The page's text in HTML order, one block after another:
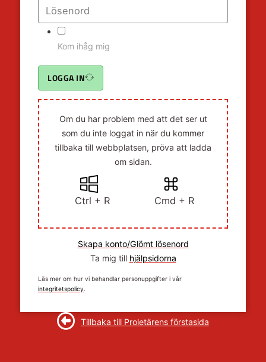
Kom ihåg mig
LOGGA IN
Om du har problem med att det ser ut
som du inte loggat in när du kommer
tillbaka till webbplatsen, pröva att ladda
om sidan.
Ctrl + R Cmd + R
Skapa konto/Glömt lösenord
Ta mig till hjälpsidorna
Läs mer om hur vi behandlar personuppgifter i vår
integritetspolicy.
Tillbaka till Proletärens förstasida